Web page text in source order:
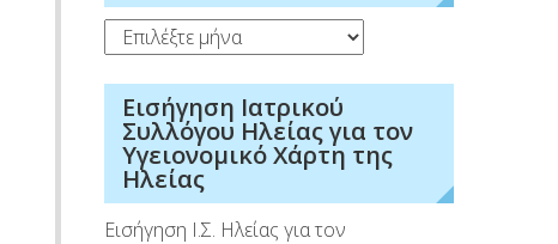
Ιστορικό
Εισήγηση Ιατρικού
Συλλόγου Ηλείας για τον
Υγειονομικό Χάρτη της
Ηλείας
Εισήγηση Ι.Σ. Ηλείας για τον